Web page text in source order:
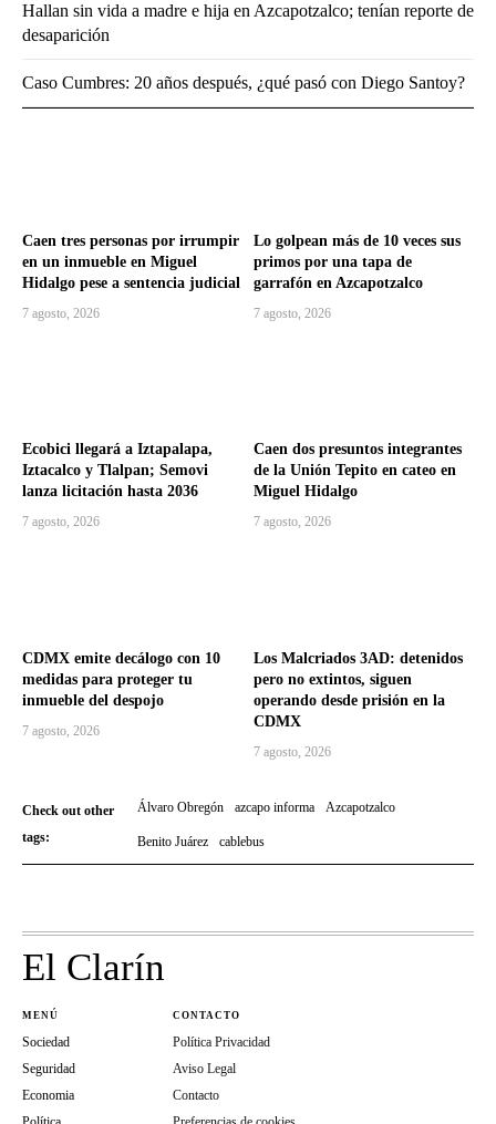
Caen tres personas por irrumpir
en un inmueble en Miguel
Hidalgo pese a sentencia judicial
7 agosto, 2026
Lo golpean más de 10 veces sus
primos por una tapa de
garrafón en Azcapotzalco
7 agosto, 2026
Ecobici llegará a Iztapalapa,
Iztacalco y Tlalpan; Semovi
lanza licitación hasta 2036
7 agosto, 2026
Caen dos presuntos integrantes
de la Unión Tepito en cateo en
Miguel Hidalgo
7 agosto, 2026
CDMX emite decálogo con 10
medidas para proteger tu
inmueble del despojo
7 agosto, 2026
Los Malcriados 3AD: detenidos
pero no extintos, siguen
operando desde prisión en la
CDMX
7 agosto, 2026
Check out other
tags:
Álvaro Obregón azcapo informa Azcapotzalco
Benito Juárez cablebus
Hallan sin vida a madre e hija en Azcapotzalco; tenían reporte de
desaparición
Caso Cumbres: 20 años después, ¿qué pasó con Diego Santoy?
El Clarín
MENÚ
Sociedad
Seguridad
Economia
CONTACTO
Política Privacidad
Aviso Legal
Contacto